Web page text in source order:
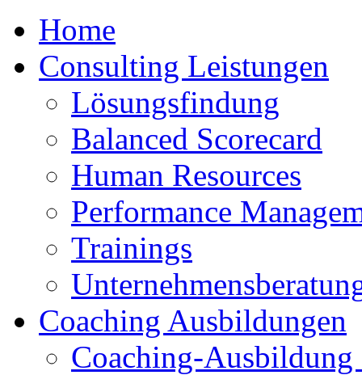
Home
Consulting Leistungen
Lösungsfindung
Balanced Scorecard
Human Resources
Performance
Trainings
Coaching Ausbildungen
Coaching-